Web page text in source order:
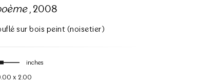
, 2008
sur bois peint (noisetier)
inches
x 2.00